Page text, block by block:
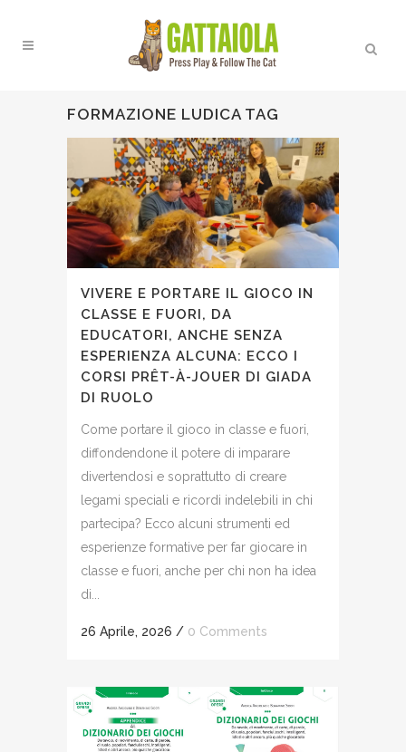
FORMAZIONE LUDICA TAG
VIVERE E PORTARE IL GIOCO IN
CLASSE E FUORI, DA
EDUCATORI, ANCHE SENZA
ESPERIENZA ALCUNA: ECCO I
CORSI PRÊT-À-JOUER DI GIADA
DI RUOLO
Come portare il gioco in classe e fuori,
diffondendone il potere di imparare
divertendosi e soprattutto di creare
legami speciali e ricordi indelebili in chi
partecipa? Ecco alcuni strumenti ed
esperienze formative per far giocare in
classe e fuori, anche per chi non ha idea
di...
26 Aprile, 2026 / 0 Comments